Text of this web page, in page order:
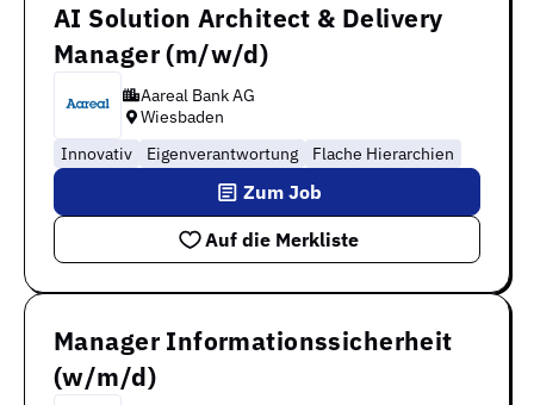
AI Solution Architect & Delivery
Manager (m/w/d)
Aareal Bank AG
Wiesbaden
Innovativ
Eigenverantwortung Flache Hierarchien
Auf die Merkliste
Zum Job
Manager Informationssicherheit
(w/m/d)